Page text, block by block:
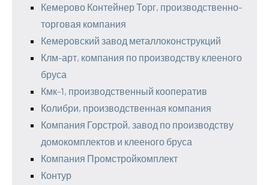
Кемерово Контейнер Торг, производственно-
торговая компания
Кемеровский завод металлоконструкций
Клм-арт, компания по производству клееного
бруса
Кмк-1, производственный кооператив
Колибри, производственная компания
Компания Горстрой, завод по производству
домокомплектов и клееного бруса
Компания Промстройкомплект
Контур